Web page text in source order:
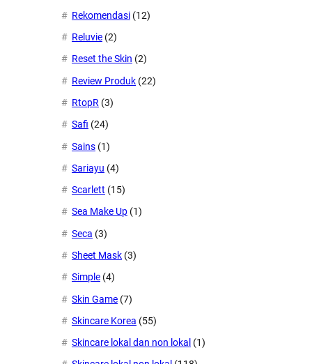
Rekomendasi (12)
Reluvie (2)
Reset the Skin (2)
Review Produk (22)
RtopR (3)
Safi (24)
Sains (1)
Sariayu (4)
Scarlett (15)
Sea Make Up (1)
Seca (3)
Sheet Mask (3)
Simple (4)
Skin Game (7)
Skincare Korea (55)
Skincare lokal dan non lokal (1)